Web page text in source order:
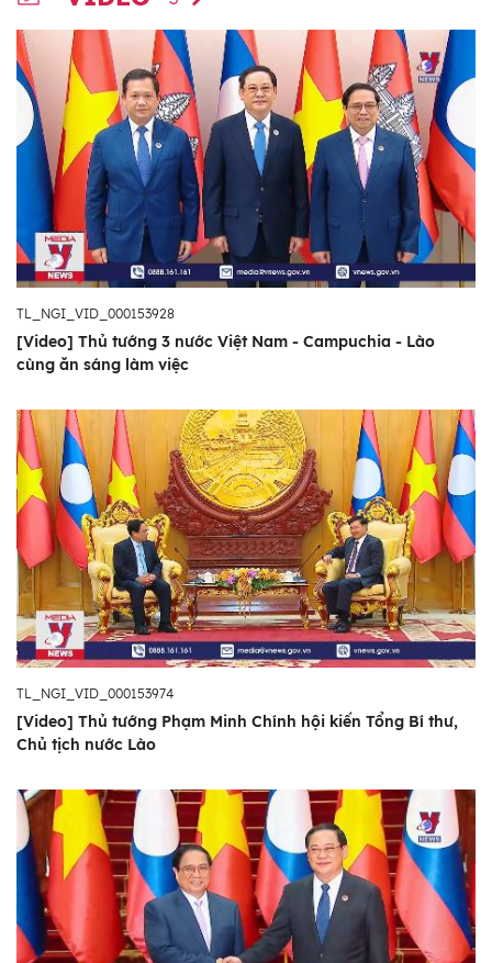
TL_NGI_VID_000153928
[Video] Thủ tướng 3 nước Việt Nam - Campuchia - Lào
cùng ăn sáng làm việc
TL_NGI_VID_000153974
[Video] Thủ tướng Phạm Minh Chính hội kiến Tổng Bí thư,
Chủ tịch nước Lào